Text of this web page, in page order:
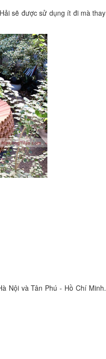
sẽ được sử dụng ít đi mà thay
Nội và Tân Phú - Hồ Chí Minh.